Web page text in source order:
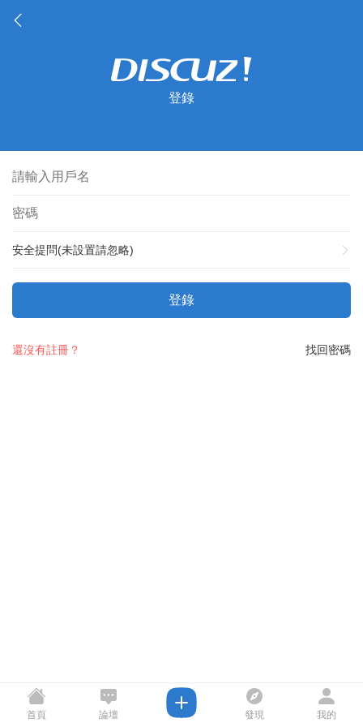
登錄
安全提問(未設置請忽略)
登錄
找回密碼
還沒有註冊？
首頁 論壇 發現 我的